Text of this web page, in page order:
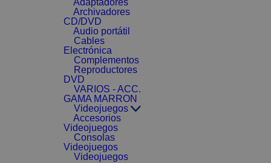
Adaptadores
Archivadores
CD/DVD
Audio portátil
Cables
Electrónica
Complementos
Reproductores
DVD
VARIOS - ACC.
GAMA MARRON
Videojuegos
Accesorios
Videojuegos
Consolas
Videojuegos
Videojuegos